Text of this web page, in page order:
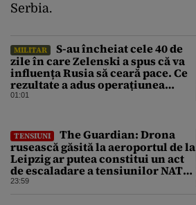
Serbia.
MILITAR
S-au încheiat cele 40 de
zile în care Zelenski a spus că va
influența Rusia să ceară pace. Ce
rezultate a adus operațiunea
Kievului
01:01
TENSIUNI
The Guardian: Drona
rusească găsită la aeroportul de la
Leipzig ar putea constitui un act
de escaladare a tensiunilor NATO-
Rusia
23:59